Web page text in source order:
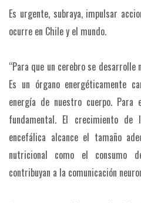
Es urgente, subraya, impulsar
ocurre en Chile y el mundo.
“Para que un cerebro se desarrolle
Es un órgano energéticamente
energía de nuestro cuerpo. Para
fundamental. El crecimiento
encefálica alcance el tamaño
nutricional como el consumo
contribuyan a la comunicación